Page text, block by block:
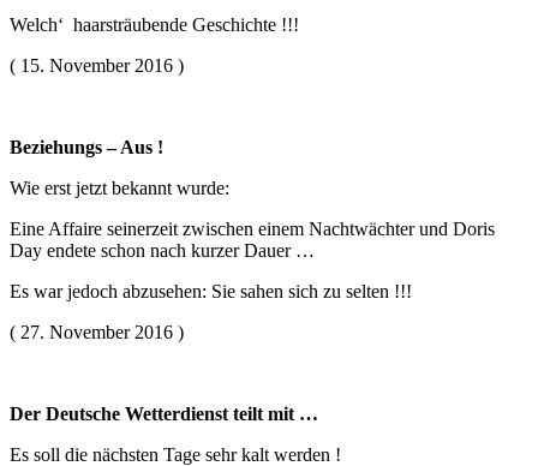
Welch‘ haarsträubende Geschichte !!!
( 15. November 2016 )
Beziehungs – Aus !
Wie erst jetzt bekannt wurde:
Eine Affaire seinerzeit zwischen einem Nachtwächter und Doris
Day endete schon nach kurzer Dauer …
Es war jedoch abzusehen: Sie sahen sich zu selten !!!
( 27. November 2016 )
Der Deutsche Wetterdienst teilt mit …
Es soll die nächsten Tage sehr kalt werden !